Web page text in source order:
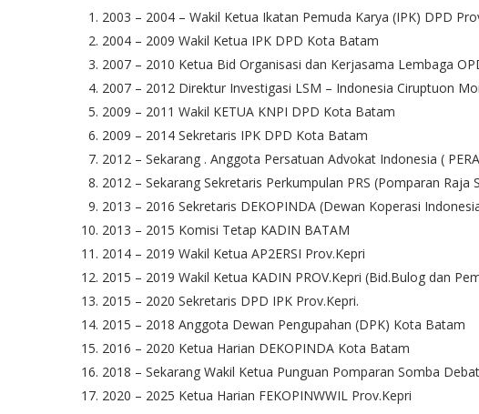
2003 – 2004 – Wakil Ketua Ikatan Pemuda Karya (IPK) DPD
2004 – 2009 Wakil Ketua IPK DPD Kota Batam
2007 – 2010 Ketua Bid Organisasi dan Kerjasama Lembaga
2007 – 2012 Direktur Investigasi LSM – Indonesia Ciruptuon
2009 – 2011 Wakil KETUA KNPI DPD Kota Batam
2009 – 2014 Sekretaris IPK DPD Kota Batam
2012 – Sekarang . Anggota Persatuan Advokat Indonesia (
2012 – Sekarang Sekretaris Perkumpulan PRS (Pomparan
2013 – 2016 Sekretaris DEKOPINDA (Dewan Koperasi
2013 – 2015 Komisi Tetap KADIN BATAM
2014 – 2019 Wakil Ketua AP2ERSI Prov.Kepri
2015 – 2019 Wakil Ketua KADIN PROV.Kepri (Bid.Bulog dan
2015 – 2020 Sekretaris DPD IPK Prov.Kepri.
2015 – 2018 Anggota Dewan Pengupahan (DPK) Kota Batam
2016 – 2020 Ketua Harian DEKOPINDA Kota Batam
2018 – Sekarang Wakil Ketua Punguan Pomparan Somba
2020 – 2025 Ketua Harian FEKOPINWWIL Prov.Kepri